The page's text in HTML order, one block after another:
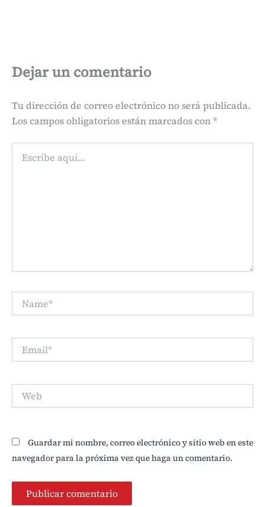
Dejar un comentario
Tu dirección de correo electrónico no será publicada.
Los campos obligatorios están marcados con*
aquí...
Guardar mi nombre, correo electrónico y sitio web en este
navegador para la próxima vez que haga un comentario.